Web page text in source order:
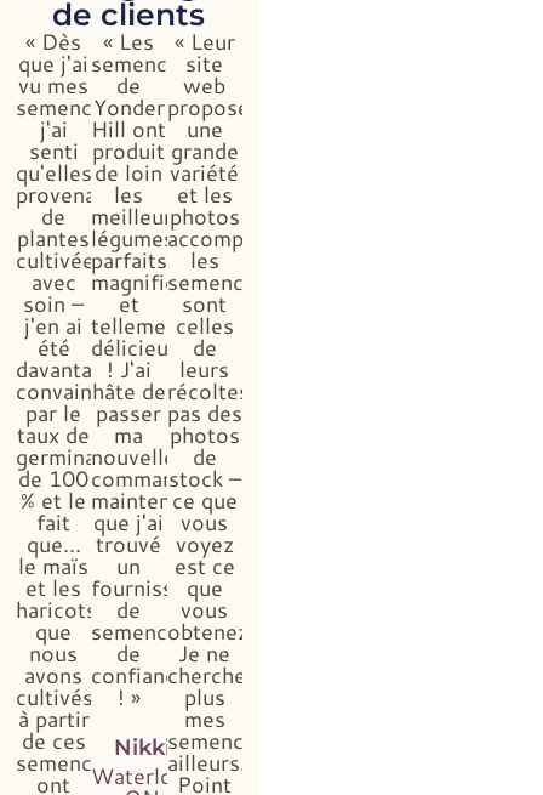
de clients
« Dès
que j'ai
vu mes
semences,
j'ai
senti
qu'elles
provenaient
de
plantes
cultivées
avec
soin –
j'en ai
été
davantage
convaincue
par le
taux de
germination
de 100
% et le
fait
que...
le maïs
et les
haricots
que
nous
avons
cultivés
à partir
de ces
semences
ont
« Les
semences
de
Yonder
Hill ont
produit
de loin
les
meilleurs
légumes,
parfaits,
magnifiques
et
tellement
délicieux
! J'ai
hâte de
passer
ma
nouvelle
commande,
maintenant
que j'ai
trouvé
un
fournisseur
de
semences
de
confiance
! »
Nikki
Waterloo,
« Leur
site
web
propose
une
grande
variété
et les
photos
accompagnant
les
semences
sont
celles
de
leurs
récoltes,
pas des
photos
de
stock –
ce que
vous
voyez
est ce
que
vous
obtenez...
Je ne
chercherai
plus
mes
semences
ailleurs.
Point